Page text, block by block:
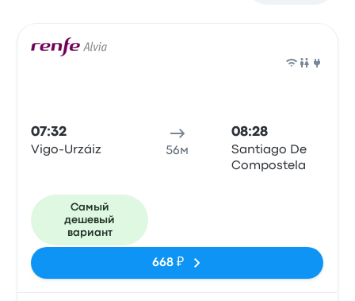
07:32
Vigo-Urzáiz 56м
08:28
Santiago De
Compostela
Самый
дешевый
вариант
668 ₽